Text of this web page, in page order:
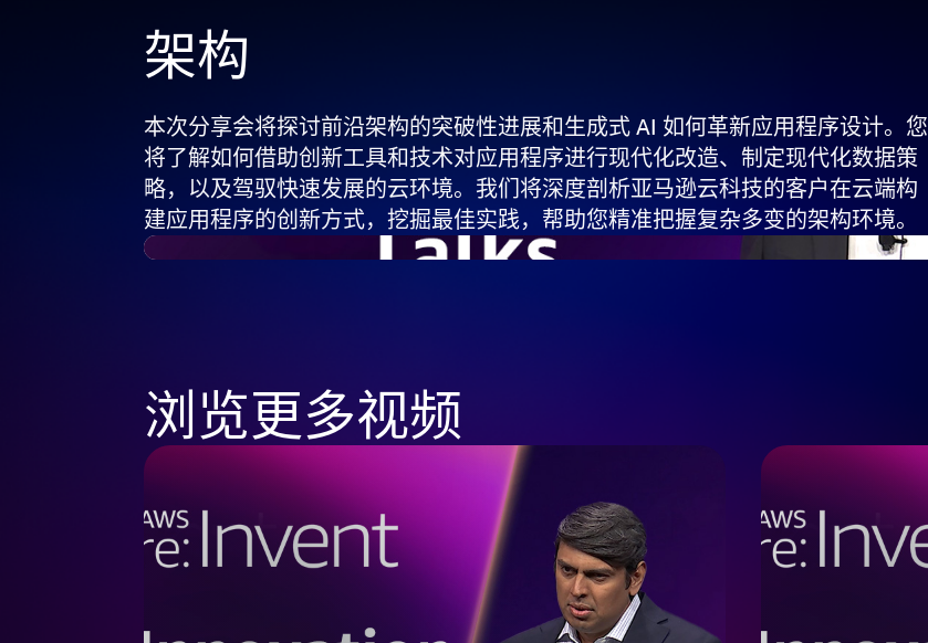
架构
本次分享会将探讨前沿架构的突破性进展和生成式 AI 如何革新应用程序设计。您
将了解如何借助创新工具和技术对应用程序进行现代化改造、制定现代化数据策
略，以及驾驭快速发展的云环境。我们将深度剖析亚马逊云科技的客户在云端构
建应用程序的创新方式，挖掘最佳实践，帮助您精准把握复杂多变的架构环境。
浏览更多视频